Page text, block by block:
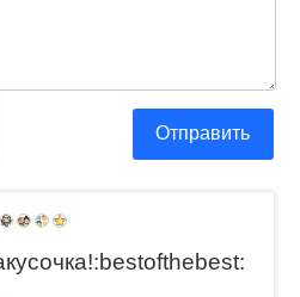
Отправить